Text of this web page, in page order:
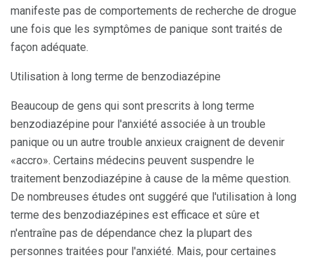
manifeste pas de comportements de recherche de drogue
une fois que les symptômes de panique sont traités de
façon adéquate.
Utilisation à long terme de benzodiazépine
Beaucoup de gens qui sont prescrits à long terme
benzodiazépine pour l'anxiété associée à un trouble
panique ou un autre trouble anxieux craignent de devenir
«accro». Certains médecins peuvent suspendre le
traitement benzodiazépine à cause de la même question.
De nombreuses études ont suggéré que l'utilisation à long
terme des benzodiazépines est efficace et sûre et
n'entraîne pas de dépendance chez la plupart des
personnes traitées pour l'anxiété. Mais, pour certaines